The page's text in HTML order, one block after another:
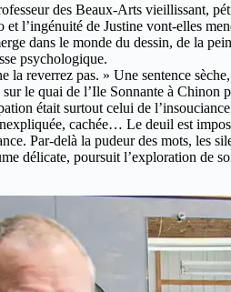
des Beaux-Arts vieillissant,
et l’ingénuité de Justine vont-elles
dans le monde du dessin, de la
psychologique.
la reverrez pas. » Une sentence
le quai de l’Ile Sonnante à
était surtout celui de
cachée… Le deuil est
Par-delà la pudeur des mots, les
délicate, poursuit l’exploration de